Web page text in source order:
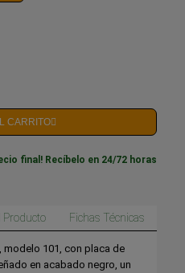
CARRITO
final! Recíbelo en 24/72 horas
Producto Fichas Técnicas
101, con placa de
en acabado negro, un